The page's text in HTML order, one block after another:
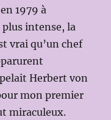
1979 à
plus intense, la
vrai qu’un chef
Herbert von
mon premier
miraculeux.